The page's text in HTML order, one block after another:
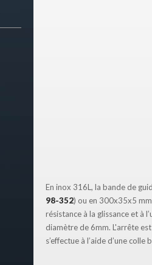
En inox 316L, la bande de
98-352) ou en 300x35x5
résistance à la glissance et à
diamètre de 6mm. L'arrête
s’effectue à l’aide d’une